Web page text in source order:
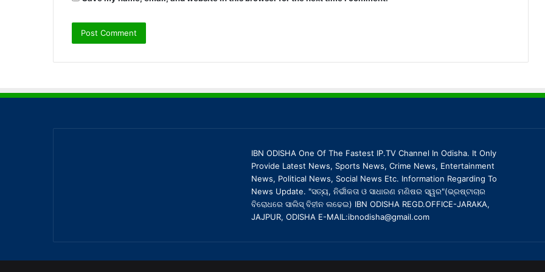
IBN ODISHA One Of The Fastest IP.TV Channel In Odisha. It Only
Provide Latest News, Sports News, Crime News, Entertainment
News, Political News, Social News Etc. Information Regarding To
News Update. "ସତ୍ୟ, ନିର୍ଭୀକତା ଓ ସାଧାରଣ ମଣିଷର ସ୍ୱର"(ଭ୍ରଷ୍ଟାଚାର
ବିରୋଧରେ ସାଲିସ୍ ବିହୀନ ଲଢେଇ) IBN ODISHA REGD.OFFICE-JARAKA,
JAJPUR, ODISHA E-MAIL:ibnodisha@gmail.com